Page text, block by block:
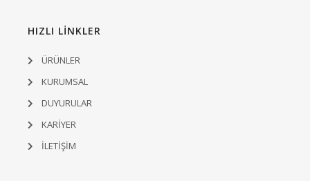
HIZLI LİNKLER
ÜRÜNLER
KURUMSAL
DUYURULAR
KARİYER
İLETİŞİM